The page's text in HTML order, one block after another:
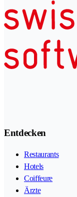
Entdecken
Restaurants
Hotels
Coiffeure
Ärzte